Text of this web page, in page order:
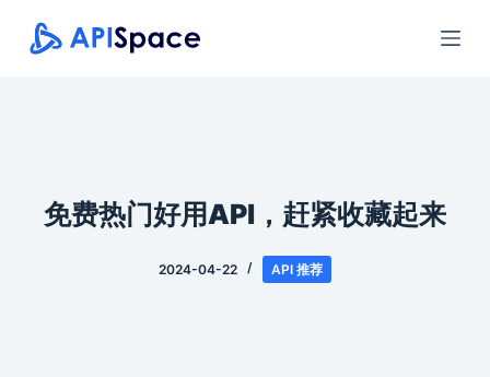
跳
过
免费热门好用API，赶紧收藏起来
2024-04-22 API 推荐